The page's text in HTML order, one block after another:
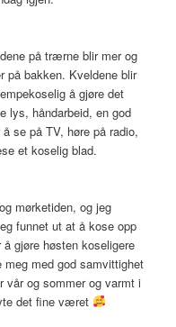
på trærne blir mer og
på bakken. Kveldene blir
å gjøre det
lys, håndarbeid, en god
se på TV, høre på radio,
et koselig blad.
mørketiden, og jeg
funnet ut at å kose opp
gjøre høsten koseligere
med god samvittighet
vår og sommer og varmt i
det fine været